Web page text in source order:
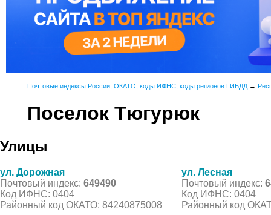
Почтовые индексы России, ОКАТО, коды ИФНС, коды регионов ГИБДД →
Поселок Тюгурюк
Улицы
ул. Дорожная
Почтовый индекс: 649490
Код ИФНС: 0404
Районный код ОКАТО: 84240875008
ул. Лесная
Почтовый индекс:
Код ИФНС: 0404
Районный код